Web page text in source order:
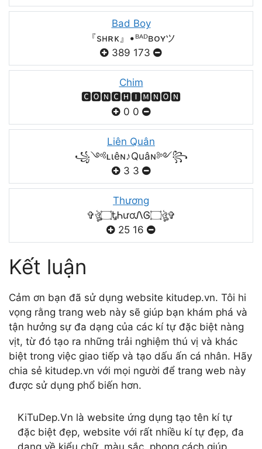
Bad Boy
『sʜʀᴋ』•ᴮᴬᴰʙᴏʏツ
389 173
Chim
🅲🅾🅽🅲🅷🅸🅼🅽🅾🅽
0 0
Liên Quân
꧁༺ʟιêɴ♪Quâɴ༻꧂
3 3
Thương
✞ঔৣ۝ᎿᏂươᏁᎶ۝ঔৣ✞
25 16
Kết luận
Cảm ơn bạn đã sử dụng website kitudep.vn. Tôi hi
vọng rằng trang web này sẽ giúp bạn khám phá và
tận hưởng sự đa dạng của các kí tự đặc biệt nàng
vịt, từ đó tạo ra những trải nghiệm thú vị và khác
biệt trong việc giao tiếp và tạo dấu ấn cá nhân. Hãy
chia sẻ kitudep.vn với mọi người để trang web này
được sử dụng phổ biến hơn.
KiTuDep.Vn là website ứng dụng tạo tên kí tự
đặc biệt đẹp, website với rất nhiều kí tự đẹp, đa
dạng về kiểu chữ, màu sắc, phong cách giúp